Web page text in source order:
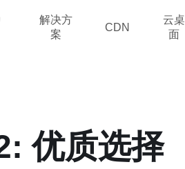
解决方
案
CDN
云桌
面
优质选择